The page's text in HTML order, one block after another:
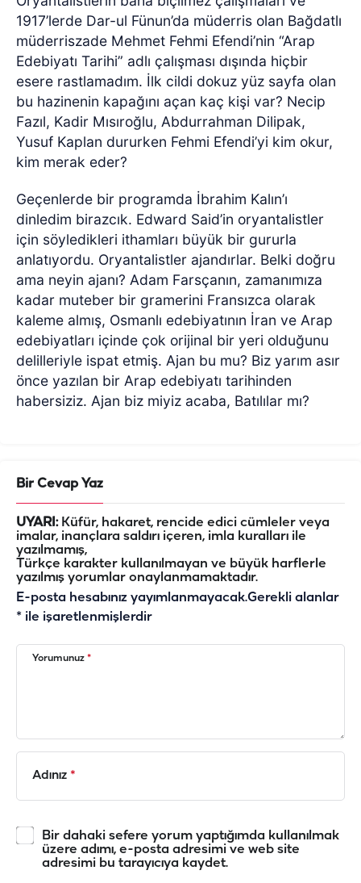
1917’lerde Dar-ul Fünun’da müderris olan Bağdatlı
müderriszade Mehmet Fehmi Efendi’nin “Arap
Edebiyatı Tarihi” adlı çalışması dışında hiçbir
esere rastlamadım. İlk cildi dokuz yüz sayfa olan
bu hazinenin kapağını açan kaç kişi var? Necip
Fazıl, Kadir Mısıroğlu, Abdurrahman Dilipak,
Yusuf Kaplan dururken Fehmi Efendi’yi kim okur,
kim merak eder?
Geçenlerde bir programda İbrahim Kalın’ı
dinledim birazcık. Edward Said’in oryantalistler
için söyledikleri ithamları büyük bir gururla
anlatıyordu. Oryantalistler ajandırlar. Belki doğru
ama neyin ajanı? Adam Farsçanın, zamanımıza
kadar muteber bir gramerini Fransızca olarak
kaleme almış, Osmanlı edebiyatının İran ve Arap
edebiyatları içinde çok orijinal bir yeri olduğunu
delilleriyle ispat etmiş. Ajan bu mu? Biz yarım asır
önce yazılan bir Arap edebiyatı tarihinden
habersiziz. Ajan biz miyiz acaba, Batılılar mı?
Bir Cevap Yaz
UYARI:Küfür, hakaret, rencide edici cümleler veya
imalar, inançlara saldırı içeren, imla kuralları ile
yazılmamış,
Türkçe karakter kullanılmayan ve büyük harflerle
yazılmış yorumlar onaylanmamaktadır.
E-posta hesabınız yayımlanmayacak.Gerekli alanlar
* ile işaretlenmişlerdir
Yorumunuz *
Adınız *
Bir dahaki sefere yorum yaptığımda kullanılmak
üzere adımı, e-posta adresimi ve web site
adresimi bu tarayıcıya kaydet.